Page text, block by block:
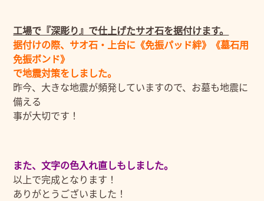
工場で『深彫り』で仕上げたサオ石を据付けます。
据付けの際、サオ石・上台に《免振パッド絆》《墓石用
免振ボンド》
で地震対策をしました。
昨今、大きな地震が頻発していますので、お墓も地震に
備える
事が大切です！
また、文字の色入れ直しもしました。
以上で完成となります！
ありがとうございました！